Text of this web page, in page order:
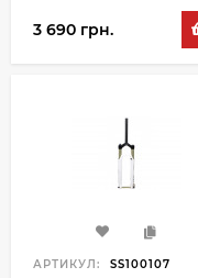
3 690 грн.
АРТИКУЛ: SS100107